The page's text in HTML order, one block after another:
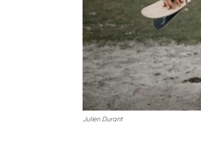
Julien Durant